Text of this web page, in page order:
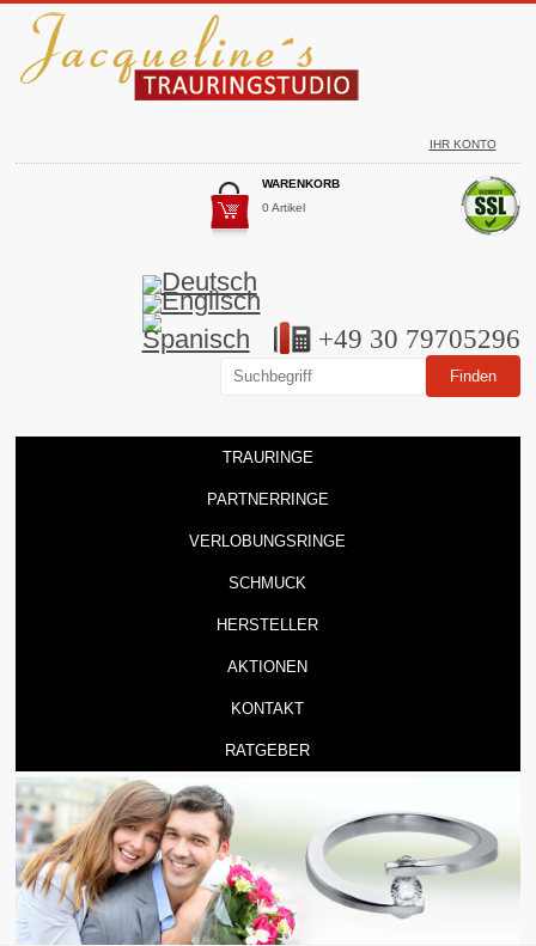
IHR KONTO
WARENKORB
0 Artikel
+49 30 79705296
TRAURINGE
PARTNERRINGE
VERLOBUNGSRINGE
SCHMUCK
HERSTELLER
AKTIONEN
KONTAKT
RATGEBER